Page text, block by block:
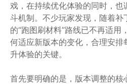
戏，在持续优化体验的同时，
斗机制。不少玩家发现，随着补
的“跑图刷材料”路线已不再适用
何适应新版本的变化，合理安排
升体验的关键。
首先要明确的是，版本调整的核